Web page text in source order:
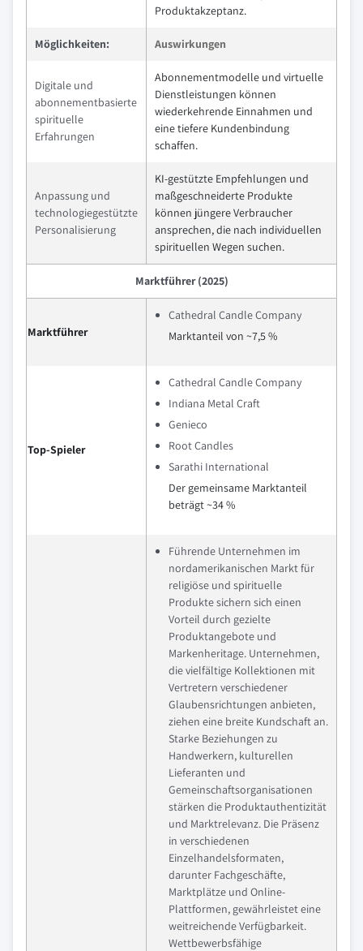
Produktakzeptanz.
Möglichkeiten: Auswirkungen
Digitale und
abonnementbasierte
spirituelle
Erfahrungen
Abonnementmodelle und virtuelle
Dienstleistungen können
wiederkehrende Einnahmen und
eine tiefere Kundenbindung
schaffen.
Anpassung und
technologiegestützte
Personalisierung
KI-gestützte Empfehlungen und
maßgeschneiderte Produkte
können jüngere Verbraucher
ansprechen, die nach individuellen
spirituellen Wegen suchen.
Marktführer (2025)
Marktführer
Cathedral Candle Company
Marktanteil von ~7,5 %
Top-Spieler
Cathedral Candle Company
Indiana Metal Craft
Genieco
Root Candles
Sarathi International
Der gemeinsame Marktanteil
beträgt ~34 %
Führende Unternehmen im
nordamerikanischen Markt für
religiöse und spirituelle
Produkte sichern sich einen
Vorteil durch gezielte
Produktangebote und
Markenheritage. Unternehmen,
die vielfältige Kollektionen mit
Vertretern verschiedener
Glaubensrichtungen anbieten,
ziehen eine breite Kundschaft an.
Starke Beziehungen zu
Handwerkern, kulturellen
Lieferanten und
Gemeinschaftsorganisationen
stärken die Produktauthentizität
und Marktrelevanz. Die Präsenz
in verschiedenen
Einzelhandelsformaten,
darunter Fachgeschäfte,
Marktplätze und Online-
Plattformen, gewährleistet eine
weitreichende Verfügbarkeit.
Wettbewerbsfähige